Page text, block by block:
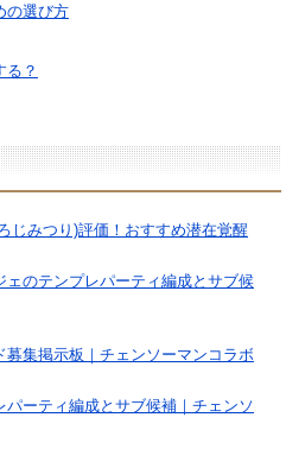
の選び方
る？
じみつり)評価！おすすめ潜在覚醒
ェのテンプレパーティ編成とサブ候
募集掲示板｜チェンソーマンコラボ
パーティ編成とサブ候補｜チェンソ